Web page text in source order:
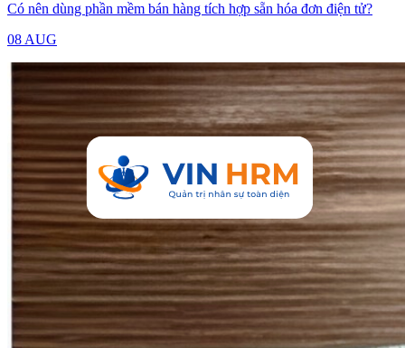
Có nên dùng phần mềm bán hàng tích hợp sẵn hóa đơn điện tử?
08 AUG